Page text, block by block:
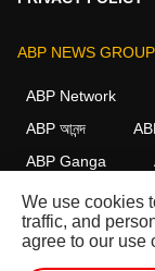
ABP NEWS
ABP Network
ABP আনন্দ
ABP Ganga
FOLLOW US
We use cookies
traffic, and
agree to our use